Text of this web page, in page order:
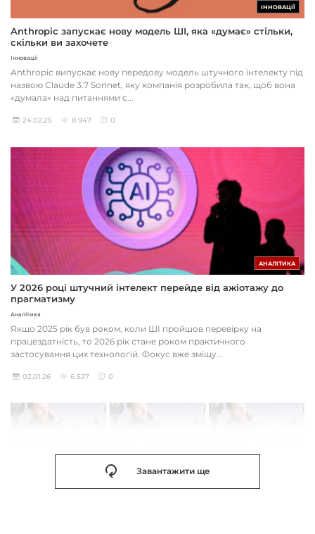
ІННОВАЦІЇ
Anthropic запускає нову модель ШІ, яка «думає» стільки,
скільки ви захочете
Інновації
Anthropic випускає нову передову модель штучного інтелекту під
назвою Claude 3.7 Sonnet, яку компанія розробила так, щоб вона
«думала» над питаннями с...
24.02.25 8 947 0
АНАЛІТИКА
У 2026 році штучний інтелект перейде від ажіотажу до
прагматизму
Аналітика
Якщо 2025 рік був роком, коли ШІ пройшов перевірку на
працездатність, то 2026 рік стане роком практичного
застосування цих технологій. Фокус вже зміщу...
02.01.26 6 527 0
Завантажити ще